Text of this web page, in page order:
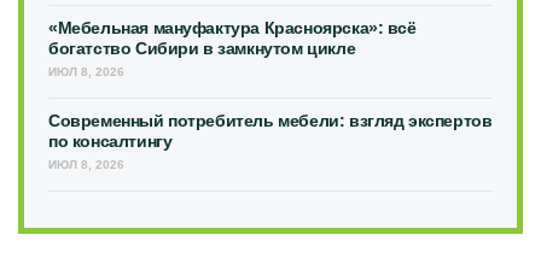
«Мебельная мануфактура Красноярска»: всё
богатство Сибири в замкнутом цикле
ИЮЛ 8, 2026
Современный потребитель мебели: взгляд экспертов
по консалтингу
ИЮЛ 8, 2026